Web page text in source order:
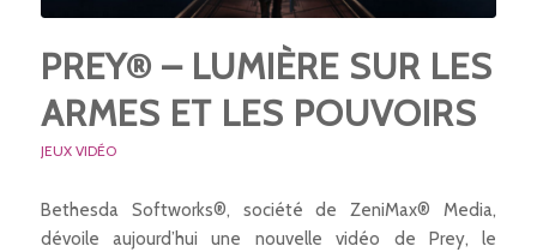
PREY® – LUMIÈRE SUR LES
ARMES ET LES POUVOIRS
JEUX VIDÉO
Bethesda Softworks®, société de ZeniMax® Media,
dévoile aujourd’hui une nouvelle vidéo de Prey, le